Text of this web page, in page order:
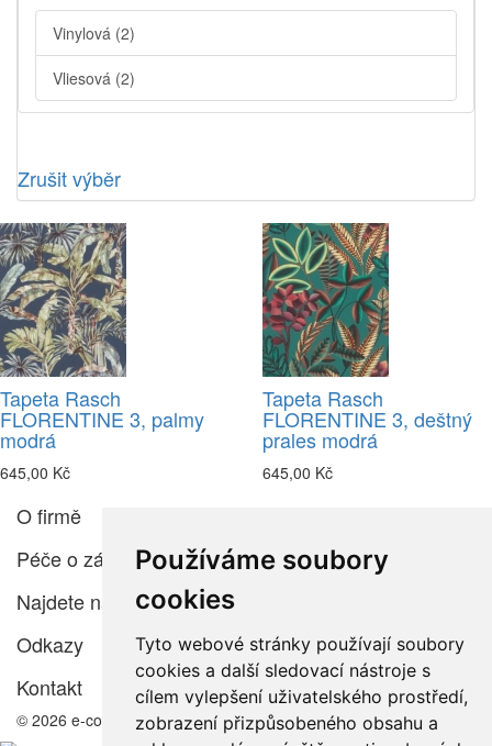
Používáme soubory
cookies
Tyto webové stránky používají soubory
cookies a další sledovací nástroje s
cílem vylepšení uživatelského prostředí,
zobrazení přizpůsobeného obsahu a
Vinylová (2)
Vliesová (2)
Zrušit výběr
Tapeta Rasch
FLORENTINE 3, palmy
modrá
645,00 Kč
Tapeta Rasch
FLORENTINE 3, deštný
prales modrá
645,00 Kč
O firmě
Péče o zákazníka
Najdete nás
Odkazy
Kontakt
© 2026 e-color.cz